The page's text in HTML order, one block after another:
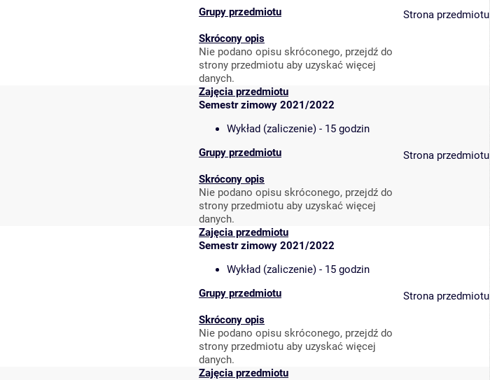
Grupy przedmiotu
Skrócony opis
Nie podano opisu skróconego, przejdź do
strony przedmiotu aby uzyskać więcej
danych.
Strona przedmiotu
Zajęcia przedmiotu
Semestr zimowy 2021/2022
Wykład (zaliczenie) - 15 godzin
Grupy przedmiotu
Skrócony opis
Nie podano opisu skróconego, przejdź do
strony przedmiotu aby uzyskać więcej
danych.
Strona przedmiotu
Zajęcia przedmiotu
Semestr zimowy 2021/2022
Wykład (zaliczenie) - 15 godzin
Grupy przedmiotu
Skrócony opis
Nie podano opisu skróconego, przejdź do
strony przedmiotu aby uzyskać więcej
danych.
Strona przedmiotu
Zajęcia przedmiotu